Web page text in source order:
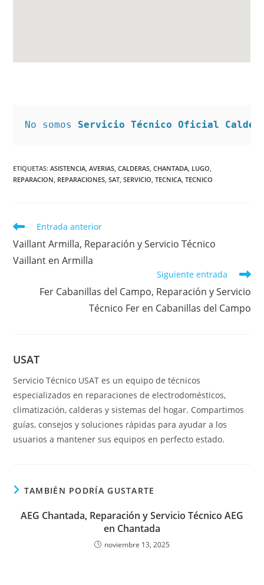
No somos Servicio Técnico Oficial
ETIQUETAS:ASISTENCIA, AVERIAS, CALDERAS, CHANTADA, LUGO,
REPARACION, REPARACIONES, SAT, SERVICIO, TECNICA, TECNICO
Leer
más
artículos
Entrada anterior
Vaillant Armilla, Reparación y Servicio Técnico
Vaillant en Armilla
Siguiente entrada
Fer Cabanillas del Campo, Reparación y Servicio
Técnico Fer en Cabanillas del Campo
USAT
Servicio Técnico USAT es un equipo de técnicos
especializados en reparaciones de electrodomésticos,
climatización, calderas y sistemas del hogar. Compartimos
guías, consejos y soluciones rápidas para ayudar a los
usuarios a mantener sus equipos en perfecto estado.
TAMBIÉN PODRÍA GUSTARTE
AEG Chantada, Reparación y Servicio Técnico AEG
en Chantada
noviembre 13, 2025